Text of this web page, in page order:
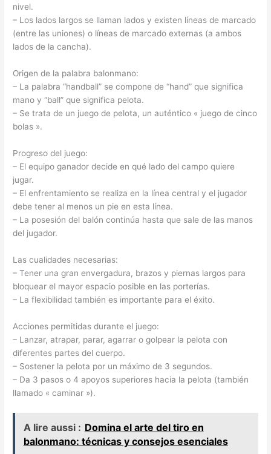
nivel.
– Los lados largos se llaman lados y existen líneas de marcado
(entre las uniones) o líneas de marcado externas (a ambos
lados de la cancha).
Origen de la palabra balonmano:
– La palabra “handball” se compone de “hand” que significa
mano y “ball” que significa pelota.
– Se trata de un juego de pelota, un auténtico « juego de cinco
bolas ».
Progreso del juego:
– El equipo ganador decide en qué lado del campo quiere
jugar.
– El enfrentamiento se realiza en la línea central y el jugador
debe tener al menos un pie en esta línea.
– La posesión del balón continúa hasta que sale de las manos
del jugador.
Las cualidades necesarias:
– Tener una gran envergadura, brazos y piernas largos para
bloquear el mayor espacio posible en las porterías.
– La flexibilidad también es importante para el éxito.
Acciones permitidas durante el juego:
– Lanzar, atrapar, parar, agarrar o golpear la pelota con
diferentes partes del cuerpo.
– Sostener la pelota por un máximo de 3 segundos.
– Da 3 pasos o 4 apoyos superiores hacia la pelota (también
llamado « caminar »).
A lire aussi : Domina el arte del tiro en
balonmano: técnicas y consejos esenciales